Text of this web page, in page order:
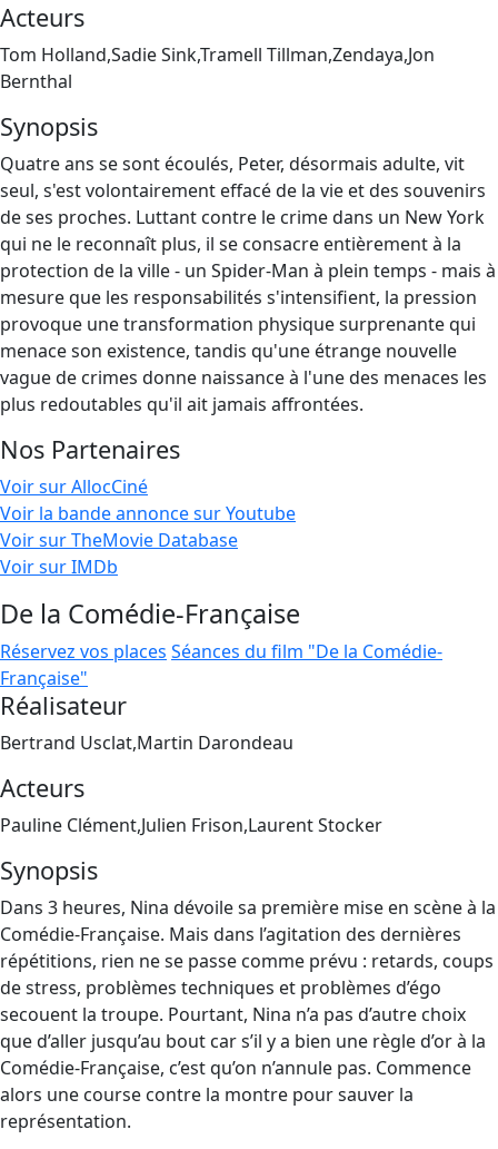
Acteurs
Tom Holland,Sadie Sink,Tramell Tillman,Zendaya,Jon
Bernthal
Synopsis
Quatre ans se sont écoulés, Peter, désormais adulte, vit
seul, s'est volontairement effacé de la vie et des souvenirs
de ses proches. Luttant contre le crime dans un New York
qui ne le reconnaît plus, il se consacre entièrement à la
protection de la ville - un Spider-Man à plein temps - mais à
mesure que les responsabilités s'intensifient, la pression
provoque une transformation physique surprenante qui
menace son existence, tandis qu'une étrange nouvelle
vague de crimes donne naissance à l'une des menaces les
plus redoutables qu'il ait jamais affrontées.
Nos Partenaires
Voir sur AllocCiné
Voir la bande annonce sur Youtube
Voir sur TheMovie Database
Voir sur IMDb
De la Comédie-Française
Réservez vos places Séances du film "De la Comédie-
Française"
Réalisateur
Bertrand Usclat,Martin Darondeau
Acteurs
Pauline Clément,Julien Frison,Laurent Stocker
Synopsis
Dans 3 heures, Nina dévoile sa première mise en scène à la
Comédie-Française. Mais dans l’agitation des dernières
répétitions, rien ne se passe comme prévu : retards, coups
de stress, problèmes techniques et problèmes d’égo
secouent la troupe. Pourtant, Nina n’a pas d’autre choix
que d’aller jusqu’au bout car s’il y a bien une règle d’or à la
Comédie-Française, c’est qu’on n’annule pas. Commence
alors une course contre la montre pour sauver la
représentation.